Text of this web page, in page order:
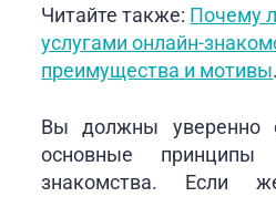
Читайте также: Почему
услугами онлайн-
преимущества и мотивы.
Вы должны уверенно
основные
знакомства. Если